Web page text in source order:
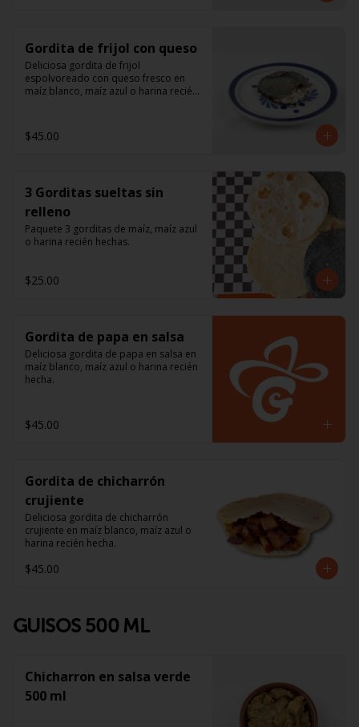
Gordita de frijol con queso
Deliciosa gordita de frijol
espolvoreado con queso fresco en
maíz blanco, maíz azul o harina recién
$45.00
3 Gorditas sueltas sin
relleno
Paquete 3 gorditas de maíz, maíz azul
o harina recién hechas.
$25.00
Gordita de papa en salsa
Deliciosa gordita de papa en salsa en
maíz blanco, maíz azul o harina recién
hecha.
$45.00
Gordita de chicharrón
crujiente
Deliciosa gordita de chicharrón
crujiente en maíz blanco, maíz azul o
harina recién hecha.
$45.00
GUISOS 500 ML
Chicharron en salsa verde
500 ml